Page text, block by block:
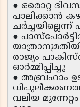
● ഒരൊറ്റ
പാലിക്കാൻ
●
രാജ്യം
ഓർമ്മിപ്പിച്ചു
● അബ്രഹാം
വലിയ